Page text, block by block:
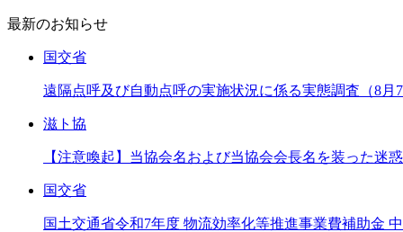
最新のお知らせ
国交省
遠隔点呼及び自動点呼の実施状況に係る実態調査（8月7
滋ト協
【注意喚起】当協会名および当協会会長名を装った迷
国交省
国土交通省令和7年度 物流効率化等推進事業費補助金